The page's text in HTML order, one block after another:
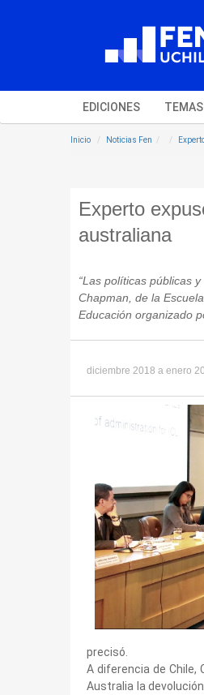
EDICIONES TEMAS
Inicio Noticias Fen
Experto
australiana
“Las políticas públicas
Chapman, de la
Educación organizado
diciembre 2018 a enero
precisó.
A diferencia de Chile,
Australia la